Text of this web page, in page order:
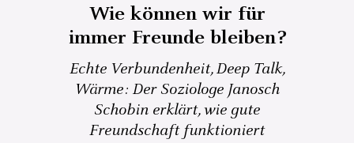
Wie können wir für
immer Freunde bleiben?
Echte Verbundenheit, Deep Talk,
Wärme: Der Soziologe Janosch
Schobin erklärt, wie gute
Freundschaft funktioniert